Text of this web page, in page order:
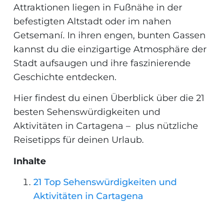
Attraktionen liegen in Fußnähe in der
befestigten Altstadt oder im nahen
Getsemaní. In ihren engen, bunten Gassen
kannst du die einzigartige Atmosphäre der
Stadt aufsaugen und ihre faszinierende
Geschichte entdecken.
Hier findest du einen Überblick über die 21
besten Sehenswürdigkeiten und
Aktivitäten in Cartagena – plus nützliche
Reisetipps für deinen Urlaub.
Inhalte
21 Top Sehenswürdigkeiten und
Aktivitäten in Cartagena